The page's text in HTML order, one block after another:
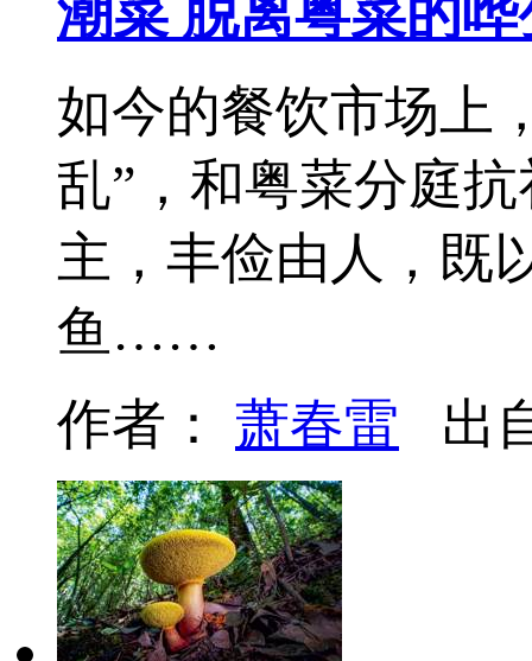
潮菜 脱离粤菜的哗
如今的餐饮市场上
乱”，和粤菜分庭
主，丰俭由人，既
鱼……
作者： 萧春雷 出